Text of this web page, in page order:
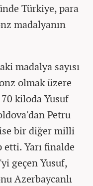
Türkiye, para
madalyanın
madalya sayısı
olmak üzere
kiloda Yusuf
Petru
bir diğer milli
etti. Yarı finalde
geçen Yusuf,
Azerbaycanlı